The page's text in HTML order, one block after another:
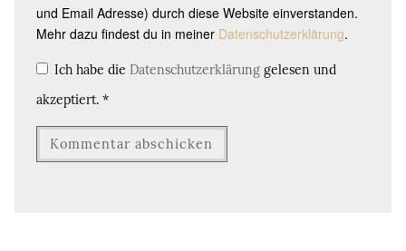
und Email Adresse) durch diese Website einverstanden.
Mehr dazu findest du in meiner Datenschutzerklärung.
Ich habe die Datenschutzerklärung gelesen und
akzeptiert. *